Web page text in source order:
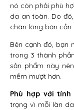
nó còn phải phù
da an toàn. Do
chân lông bạn cần
Bên cạnh đó, bạn
trong 3 thành
sản phẩm này
mềm mượt hơn.
Phù hợp với
trọng vì mỗi làn